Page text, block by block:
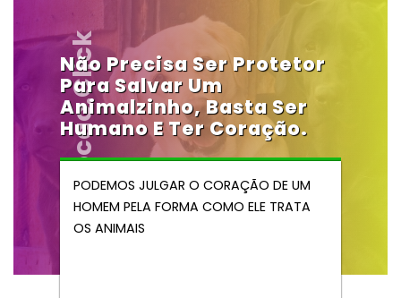
Vendocao.click
Não Precisa Ser Protetor
Para Salvar Um
Animalzinho, Basta Ser
Humano E Ter Coração.
PODEMOS JULGAR O CORAÇÃO DE UM
HOMEM PELA FORMA COMO ELE TRATA
OS ANIMAIS